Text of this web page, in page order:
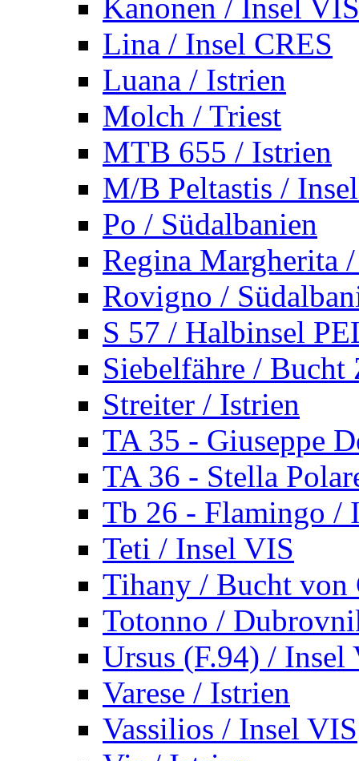
Kanonen / Insel VIS
Lina / Insel CRES
Luana / Istrien
Molch / Triest
MTB 655 / Istrien
M/B Peltastis /
Po / Südalbanien
Regina Margherita
Rovigno /
S 57 / Halbinsel
Siebelfähre / Bucht
Streiter / Istrien
TA 35 - Giuseppe
TA 36 - Stella
Tb 26 - Flamingo /
Teti / Insel VIS
Tihany / Bucht von
Totonno /
Ursus (F.94) / Insel
Varese / Istrien
Vassilios / Insel VIS